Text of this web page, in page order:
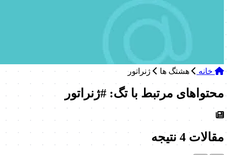
خانه هشتگ ها ژنراتور
محتواهای مرتبط با تگ: #ژنراتور
مقالات 4 نتیجه